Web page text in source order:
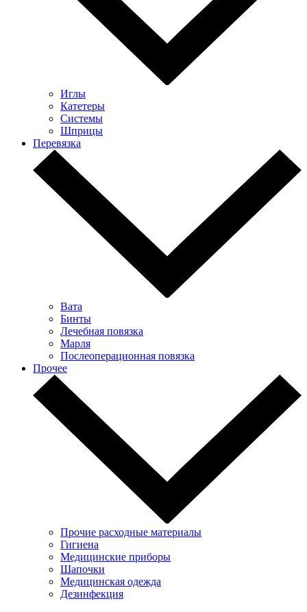
Иглы
Катетеры
Системы
Шприцы
Перевязка
Вата
Бинты
Лечебная повязка
Марля
Послеоперационная повязка
Прочее
Прочие расходные материалы
Гигиена
Медицинские приборы
Шапочки
Медицинская одежда
Дезинфекция